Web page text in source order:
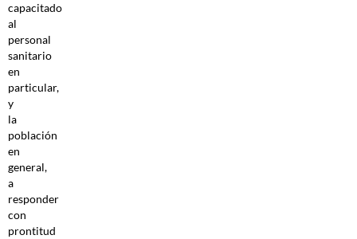
capacitado
al
personal
sanitario
en
particular,
y
la
población
en
general,
a
responder
con
prontitud